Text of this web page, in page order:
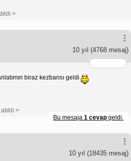
>
10 yıl (4768 mesaj)
biraz kezbansı geldi
>
Bu mesaja 1 cevap geldi.
10 yıl (18435 mesaj)